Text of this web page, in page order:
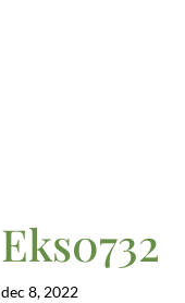
Eks0732
dec 8, 2022